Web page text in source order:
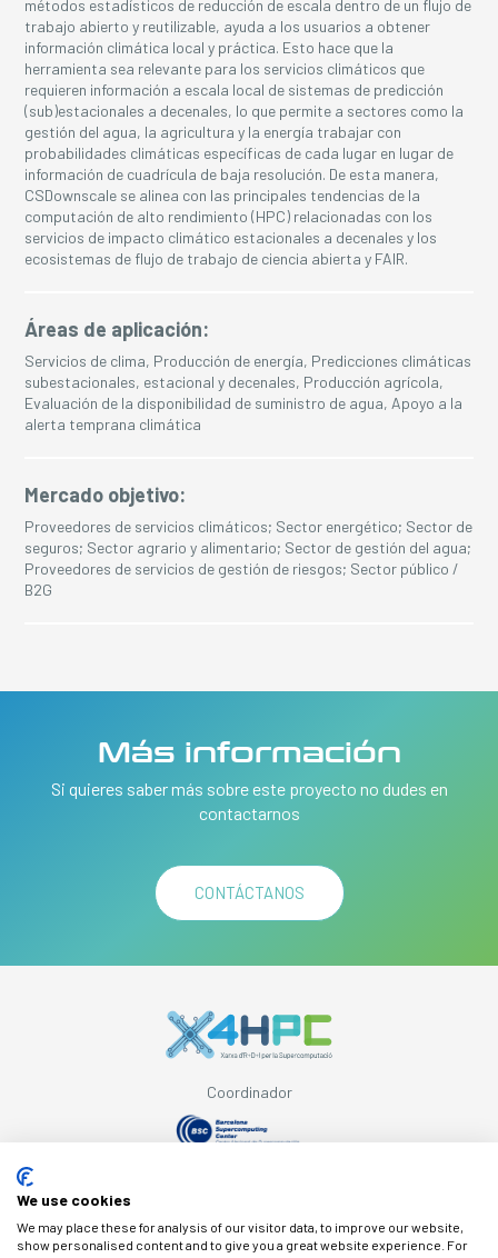
métodos estadísticos de reducción de escala dentro de un flujo de
trabajo abierto y reutilizable, ayuda a los usuarios a obtener
información climática local y práctica. Esto hace que la
herramienta sea relevante para los servicios climáticos que
requieren información a escala local de sistemas de predicción
(sub)estacionales a decenales, lo que permite a sectores como la
gestión del agua, la agricultura y la energía trabajar con
probabilidades climáticas específicas de cada lugar en lugar de
información de cuadrícula de baja resolución. De esta manera,
CSDownscale se alinea con las principales tendencias de la
computación de alto rendimiento (HPC) relacionadas con los
servicios de impacto climático estacionales a decenales y los
ecosistemas de flujo de trabajo de ciencia abierta y FAIR.
Áreas de aplicación:
Servicios de clima, Producción de energía, Predicciones climáticas
subestacionales, estacional y decenales, Producción agrícola,
Evaluación de la disponibilidad de suministro de agua, Apoyo a la
alerta temprana climática
Mercado objetivo:
Proveedores de servicios climáticos; Sector energético; Sector de
seguros; Sector agrario y alimentario; Sector de gestión del agua;
Proveedores de servicios de gestión de riesgos; Sector público /
B2G
Más información
Si quieres saber más sobre este proyecto no dudes en
contactarnos
CONTÁCTANOS
Coordinador
We use cookies
We may place these for analysis of our visitor data, to improve our website,
show personalised content and to give you a great website experience. For